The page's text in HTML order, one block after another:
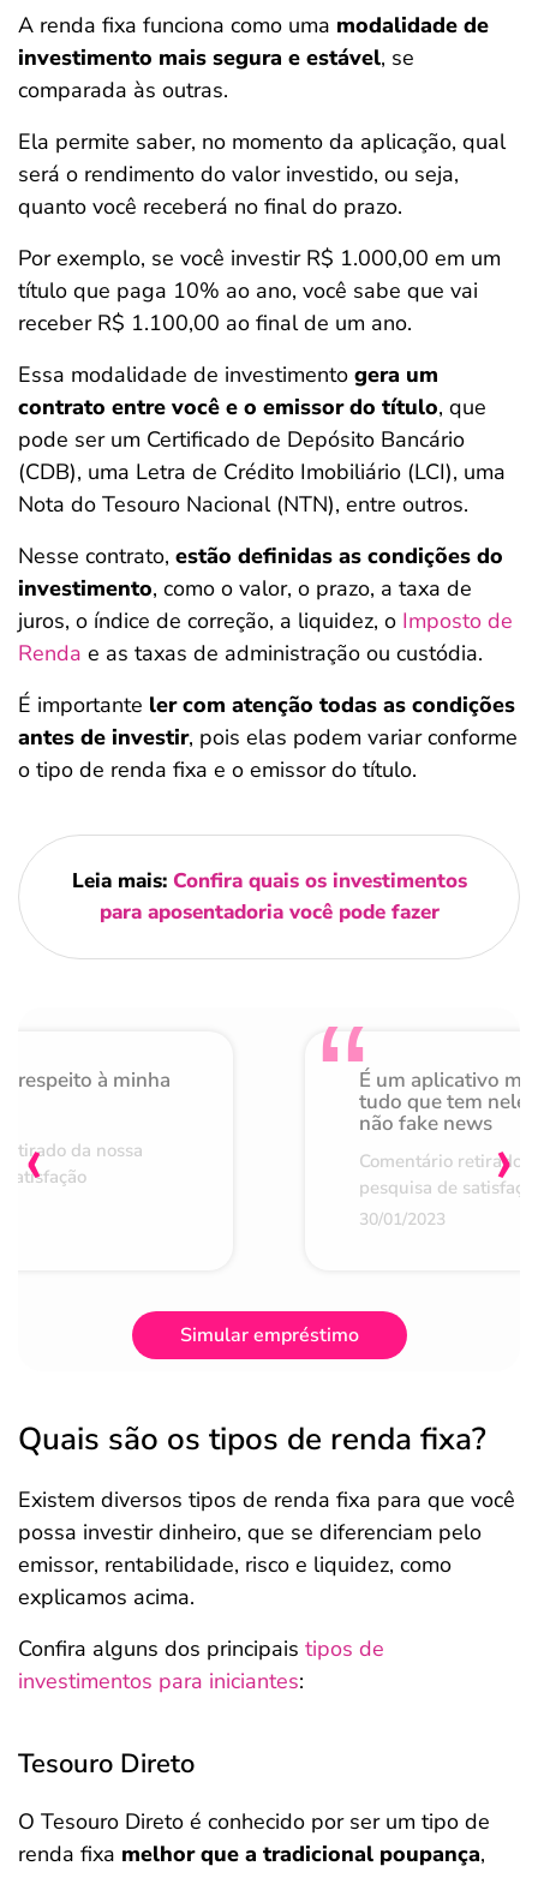
A renda fixa funciona como uma modalidade de
investimento mais segura e estável, se
comparada às outras.
Ela permite saber, no momento da aplicação, qual
será o rendimento do valor investido, ou seja,
quanto você receberá no final do prazo.
Por exemplo, se você investir R$ 1.000,00 em um
título que paga 10% ao ano, você sabe que vai
receber R$ 1.100,00 ao final de um ano.
Essa modalidade de investimento gera um
contrato entre você e o emissor do título, que
pode ser um Certificado de Depósito Bancário
(CDB), uma Letra de Crédito Imobiliário (LCI), uma
Nota do Tesouro Nacional (NTN), entre outros.
Nesse contrato, estão definidas as condições do
investimento, como o valor, o prazo, a taxa de
juros, o índice de correção, a liquidez, o Imposto de
Renda e as taxas de administração ou custódia.
É importante ler com atenção todas as condições
antes de investir, pois elas podem variar conforme
o tipo de renda fixa e o emissor do título.
Leia mais: Confira quais os investimentos
para aposentadoria você pode fazer
respeito à minha
da nossa
É um aplicativo
tudo que tem nele
não fake news
Comentário retirado
pesquisa de
30/01/2023
‹ ›
Simular empréstimo
Quais são os tipos de renda fixa?
Existem diversos tipos de renda fixa para que você
possa investir dinheiro, que se diferenciam pelo
emissor, rentabilidade, risco e liquidez, como
explicamos acima.
Confira alguns dos principais tipos de
investimentos para iniciantes:
Tesouro Direto
O Tesouro Direto é conhecido por ser um tipo de
renda fixa melhor que a tradicional poupança,